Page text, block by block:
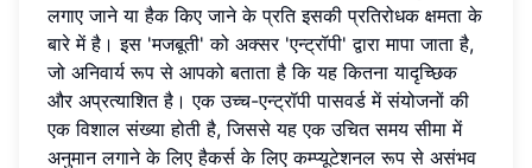
लगाए जाने या हैक किए जाने के प्रति इसकी प्रतिरोधक क्षमता के
बारे में है। इस 'मजबूती' को अक्सर 'एन्ट्रॉपी' द्वारा मापा जाता है,
जो अनिवार्य रूप से आपको बताता है कि यह कितना यादृच्छिक
और अप्रत्याशित है। एक उच्च-एन्ट्रॉपी पासवर्ड में संयोजनों की
एक विशाल संख्या होती है, जिससे यह एक उचित समय सीमा में
अनुमान लगाने के लिए हैकर्स के लिए कम्प्यूटेशनल रूप से असंभव